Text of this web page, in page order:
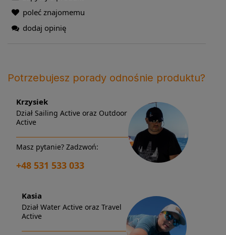
poleć znajomemu
dodaj opinię
Potrzebujesz porady odnośnie produktu?
Krzysiek
Dział Sailing Active oraz Outdoor
Active
Masz pytanie? Zadzwoń:
+48 531 533 033
Kasia
Dział Water Active oraz Travel
Active